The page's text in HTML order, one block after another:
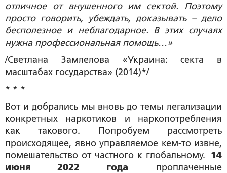
отличное от внушенного им сектой. Поэтому
просто говорить, убеждать, доказывать – дело
бесполезное и неблагодарное. В этих случаях
нужна профессиональная помощь…»
/Светлана Замлелова «Украина: секта в
масштабах государства» (2014)*/
* * *
Вот и добрались мы вновь до темы легализации
конкретных наркотиков и наркопотребления
как такового. Попробуем рассмотреть
происходящее, явно управляемое кем-то извне,
помешательство от частного к глобальному. 14
июня 2022 года проплаченные